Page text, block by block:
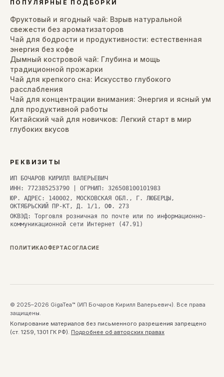
ПОПУЛЯРНЫЕ ПОДБОРКИ
Фруктовый и ягодный чай: Взрыв натуральной
свежести без ароматизаторов
Чай для бодрости и продуктивности: естественная
энергия без кофе
Дымный костровой чай: Глубина и мощь
традиционной прожарки
Чай для крепкого сна: Искусство глубокого
расслабления
Чай для концентрации внимания: Энергия и ясный ум
для продуктивной работы
Китайский чай для новичков: Легкий старт в мир
глубоких вкусов
РЕКВИЗИТЫ
ИП БОЧАРОВ КИРИЛЛ ВАЛЕРЬЕВИЧ
ИНН: 772385253790 | ОГРНИП: 326508100101983
ЮР. АДРЕС: 140002, МОСКОВСКАЯ ОБЛ., Г. ЛЮБЕРЦЫ,
ОКТЯБРЬСКИЙ ПР-КТ, Д. 1/1, ОФ. 273
ОКВЭД: Торговля розничная по почте или по информационно-
коммуникационной сети Интернет (47.91)
ПОЛИТИКАОФЕРТАСОГЛАСИЕ
© 2025–2026 GigaTea™ (ИП Бочаров Кирилл Валерьевич). Все права
защищены.
Копирование материалов без письменного разрешения запрещено
(ст. 1259, 1301 ГК РФ). Подробнее об авторских правах